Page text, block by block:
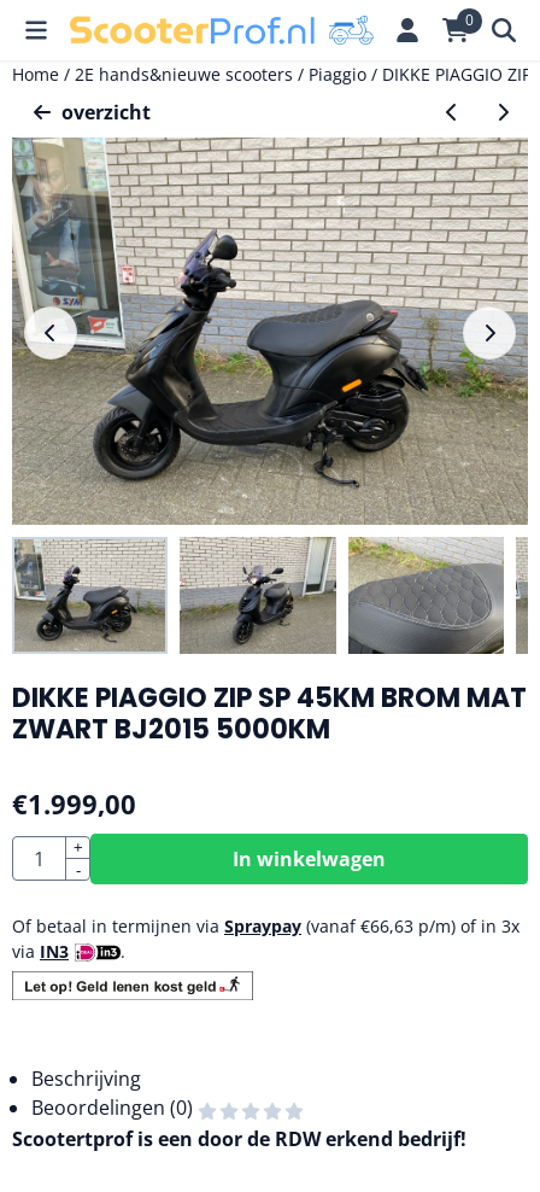
Cookievoorkeuren zijn momenteel gesloten. 0
Home / 2E hands&nieuwe scooters / Piaggio / DIKKE PIAGGIO
overzicht
DIKKE PIAGGIO ZIP SP 45KM BROM MAT
ZWART BJ2015 5000KM
€1.999,00
Aantal
+
-
In winkelwagen
Of betaal in termijnen via Spraypay (vanaf€66,63 p/m) of in 3x
via IN3 .
Beschrijving
Beoordelingen (0)
Scootertprof is een door de RDW erkend bedrijf!